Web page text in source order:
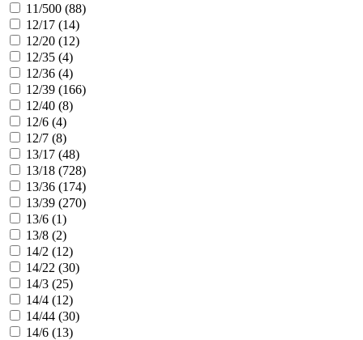
11/500 (88)
12/17 (14)
12/20 (12)
12/35 (4)
12/36 (4)
12/39 (166)
12/40 (8)
12/6 (4)
12/7 (8)
13/17 (48)
13/18 (728)
13/36 (174)
13/39 (270)
13/6 (1)
13/8 (2)
14/2 (12)
14/22 (30)
14/3 (25)
14/4 (12)
14/44 (30)
14/6 (13)